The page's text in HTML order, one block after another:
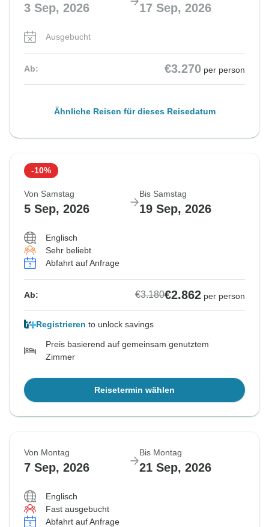
3 Sep, 2026 17 Sep, 2026
Ausgebucht
Ab: €3.270 per person
Ähnliche Reisen für dieses Reisedatum
-10%
Von Samstag
5 Sep, 2026
Bis Samstag
19 Sep, 2026
Englisch
Sehr beliebt
Abfahrt auf Anfrage
Ab: €3.180€2.862 per person
Registrieren to unlock savings
Preis basierend auf gemeinsam genutztem
Zimmer
Reisetermin wählen
Von Montag
7 Sep, 2026
Bis Montag
21 Sep, 2026
Englisch
Fast ausgebucht
Abfahrt auf Anfrage